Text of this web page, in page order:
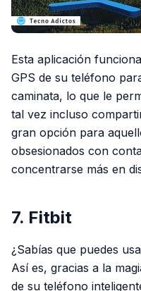
Esta aplicación
GPS de su teléfono
caminata, lo que le
tal vez incluso
gran opción para
obsesionados con
concentrarse más en
7. Fitbit
¿Sabías que puedes
Así es, gracias a la
de su teléfono